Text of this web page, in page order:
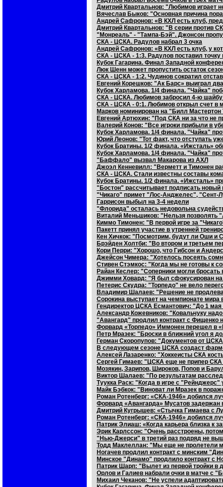
Дмитрий Квартальнов: "Любимов играет
Вячеслав Быков: "Основная причина
Андрей Сафронов: «В КХЛ есть клуб,
Дмитрий Квартальнов: "В серии против
"Монреаль" - "Тампа-Бэй". Джонсон
СКА - ЦСКА. Радулов набрал 3 очка
Андрей Сафронов: «В КХЛ есть клуб, у
СКА - ЦСКА - 1:3. Радулов поставил точку
Кубок Гагарина. Финал Западной
Люк Шенн может пропустить остаток
СКА - ЦСКА - 1:2. Чудинов сократил
Евгений Корешков: "Ак Барс» выиграл
Кубок Харламова. 1/4 финала. "Чайка"
СКА - ЦСКА. Любимов забросил 4-ю шайбу
СКА - ЦСКА - 0:1. Любимов открыл счет в
Марков номинирован на "Билл
Евгений Артюхин: "Под СКА ни за что не
Валерий Конов: "Все игроки прибыли в
Кубок Харламова. 1/4 финала. "Чайка"
Юрий Леонов: "Тот факт, что отступать
Кубок Братины. 1/2 финала. «Ижсталь»
Кубок Харламова. 1/4 финала. "Чайка"
"Баффало" вызвал Макарова из АХЛ
Джоэл Кенневилл: "Верметт и Тимонен
СКА - ЦСКА. Стали известны составы
Кубок Братины. 1/2 финала. «Ижсталь»
"Бостон" рассчитывает подписать
"Чикаго" примет "Лос-Анджелес", "Сент-
Гаррисон выбыл на 3-4 недели
"Флорида" осталась недовольна
Виталий Меньшиков: "Нельзя позволять
Киммо Тимонен: "В первой игре за
Пакетт принял участие в утренней
Кен Хичкок: "Посмотрим, будут ли Оши и
Брэйден Холтби: "Во втором и третьем
Кори Перри: "Хорошо, что Гибсон и
Джейсон Чимера: "Хотелось посеять
Стивен Стэмкос: "Когда мы не готовы к
Райан Кеслер: "Соперники могли бросать
Джимми Ховард: "Я был сфокусирован
Петерис Скудра: "Торпедо" не вело
Владимир Шалаев: "Решение не
Сорокина выступает на чемпионате
Гендиректор ЦСКА Есмантович: "До 1
Александр Кожевников: "Ковальчуку
"Авангард" продлил контракт с Фищенко
Форвард «Торпедо» Иммонен перешел в
Петр Мразек: "Броски в ближний угол я
Герман Скоропупов: "Документов от
В следующем сезоне ЦСКА создаст
Алексей Лазаренко: "Хоккеисты СКА
Сергей Гимаев: "ЦСКА еще не припер СКА
Мозякин, Зарипов, Широков, Попов и
Виктор Шалаев: "По результатам
Туукка Раск: "Когда в игре с
Майк Бэбкок: "Виноват ли Мразек в
Роман Ротенберг: «СКА-1946» добился
Форвард «Авангарда» Мусатов
Дмитрий Кугрышев: «Стычка Гимаева с
Роман Ротенберг: «СКА-1946» добился
Патрик Элиаш: «Когда карьера близка к
Эрик Карлссон: "Очень расстроены,
"Нью-Джерси" в третий раз подряд не
Тодд Маклеллан: "Мы еще не пролетели
Ногачев продлил контракт с минским
Минское "Динамо" продлило контракт с
Патрик Шарп: "Вылет из первой тройки в
Орлов и Галиев набрали очки в матче с
Михаил Чеканов: "Не успели